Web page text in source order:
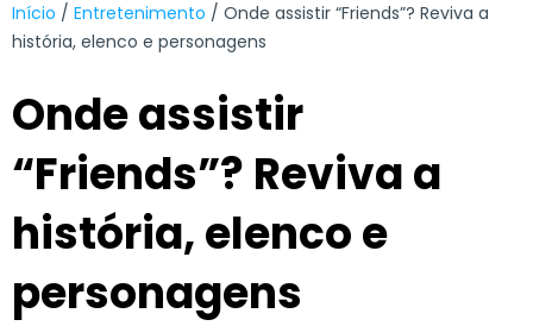
Início / Entretenimento / Onde assistir “Friends”? Reviva a
história, elenco e personagens
Onde assistir
“Friends”? Reviva a
história, elenco e
personagens